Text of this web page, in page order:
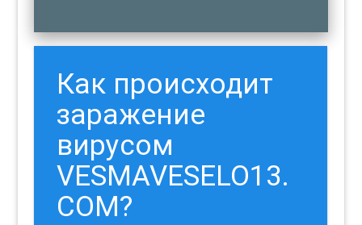
Как происходит
заражение
вирусом
VESMAVESELO13.
COM?